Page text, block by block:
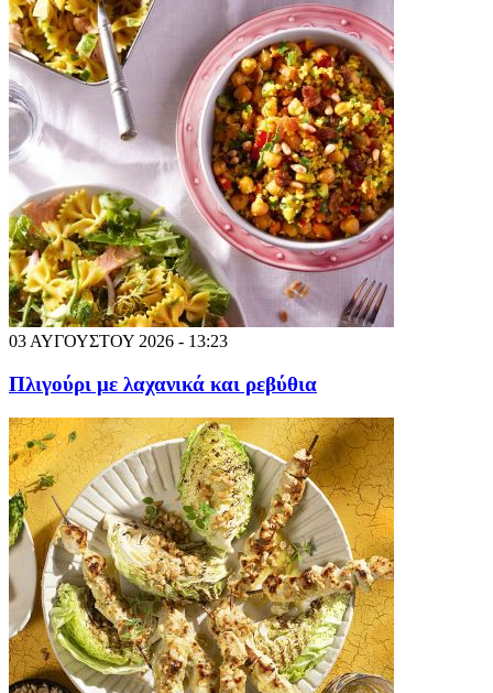
03 ΑΥΓΟΥΣΤΟΥ 2026 - 13:23
Πλιγούρι με λαχανικά και ρεβύθια